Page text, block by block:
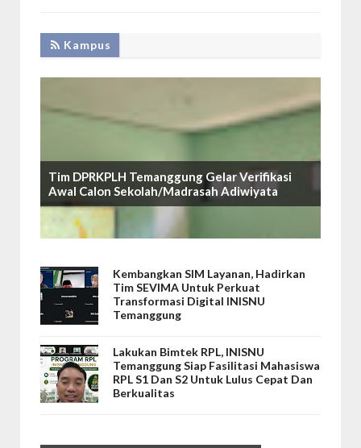
Kampus
Tim DPRKPLH Temanggung Gelar Verifikasi
Awal Calon Sekolah/Madrasah Adiwiyata
Kembangkan SIM Layanan, Hadirkan
Tim SEVIMA Untuk Perkuat
Transformasi Digital INISNU
Temanggung
Lakukan Bimtek RPL, INISNU
Temanggung Siap Fasilitasi Mahasiswa
RPL S1 Dan S2 Untuk Lulus Cepat Dan
Berkualitas